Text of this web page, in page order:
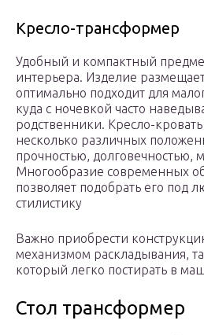
Кресло-трансформер
Удобный и компактный
интерьера. Изделие
оптимально подходит для
куда с ночевкой часто
родственники. Кресло-
несколько различных
прочностью, долговечностью,
Многообразие современных
позволяет подобрать его под
стилистику
Важно приобрести
механизмом раскладывания,
который легко постирать в
Стол трансформер